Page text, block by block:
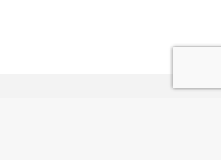
los derechos reservados | 2006 - 2026